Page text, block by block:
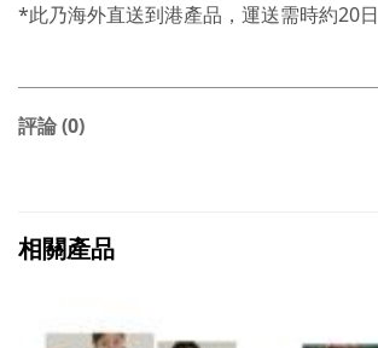
*此乃海外直送到港產品，運送需時約20日
評論 (0)
相關產品